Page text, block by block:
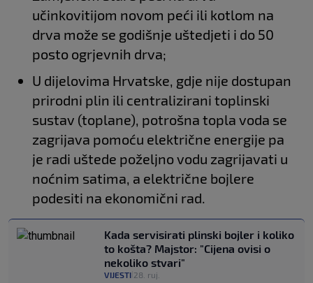
učinkovitijom novom peći ili kotlom na
drva može se godišnje uštedjeti i do 50
posto ogrjevnih drva;
U dijelovima Hrvatske, gdje nije dostupan
prirodni plin ili centralizirani toplinski
sustav (toplane), potrošna topla voda se
zagrijava pomoću električne energije pa
je radi uštede poželjno vodu zagrijavati u
noćnim satima, a električne bojlere
podesiti na ekonomični rad.
Kada servisirati plinski bojler i koliko
to košta? Majstor: "Cijena ovisi o
nekoliko stvari"
VIJESTI 28. ruj.